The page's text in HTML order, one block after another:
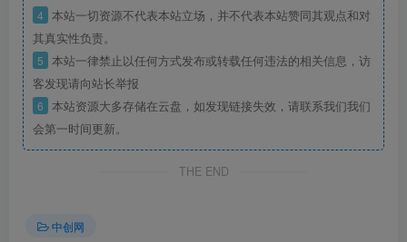
4 本站一切资源不代表本站立场，并不代表本站赞同其观点和对
其真实性负责。
5 本站一律禁止以任何方式发布或转载任何违法的相关信息，访
客发现请向站长举报
6 本站资源大多存储在云盘，如发现链接失效，请联系我们我们
会第一时间更新。
THE END
中创网